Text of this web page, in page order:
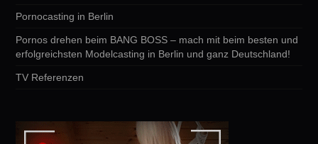
Pornocasting in Berlin
Pornos drehen beim BANG BOSS – mach mit beim besten und
erfolgreichsten Modelcasting in Berlin und ganz Deutschland!
TV Referenzen